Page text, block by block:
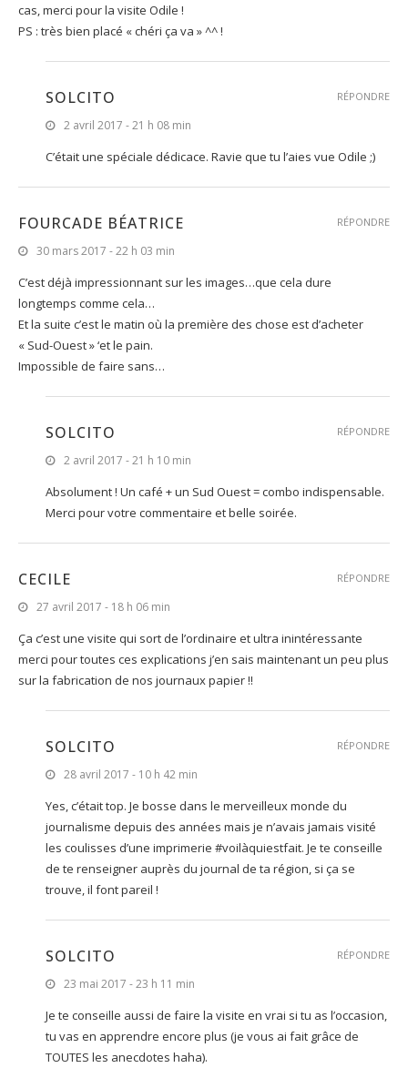
cas, merci pour la visite Odile !
PS : très bien placé « chéri ça va » ^^ !
SOLCITO
2 avril 2017 - 21 h 08 min
C’était une spéciale dédicace. Ravie que tu l’aies vue Odile ;)
RÉPONDRE
FOURCADE BÉATRICE
30 mars 2017 - 22 h 03 min
C’est déjà impressionnant sur les images…que cela dure
longtemps comme cela…
Et la suite c’est le matin où la première des chose est d’acheter
« Sud-Ouest » ‘et le pain.
Impossible de faire sans…
RÉPONDRE
SOLCITO
2 avril 2017 - 21 h 10 min
Absolument ! Un café + un Sud Ouest = combo indispensable.
Merci pour votre commentaire et belle soirée.
RÉPONDRE
CECILE
27 avril 2017 - 18 h 06 min
Ça c’est une visite qui sort de l’ordinaire et ultra inintéressante
merci pour toutes ces explications j’en sais maintenant un peu plus
sur la fabrication de nos journaux papier !!
RÉPONDRE
SOLCITO
28 avril 2017 - 10 h 42 min
Yes, c’était top. Je bosse dans le merveilleux monde du
journalisme depuis des années mais je n’avais jamais visité
les coulisses d’une imprimerie #voilàquiestfait. Je te conseille
de te renseigner auprès du journal de ta région, si ça se
trouve, il font pareil !
RÉPONDRE
SOLCITO
23 mai 2017 - 23 h 11 min
Je te conseille aussi de faire la visite en vrai si tu as l’occasion,
tu vas en apprendre encore plus (je vous ai fait grâce de
TOUTES les anecdotes haha).
RÉPONDRE